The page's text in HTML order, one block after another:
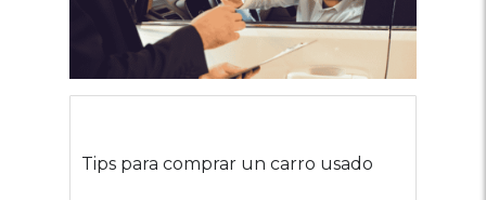
Tips para comprar un carro usado